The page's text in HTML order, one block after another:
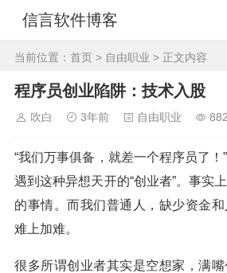
信言软件博客
当前位置： 首页 > 自由职业 > 正文内容
程序员创业陷阱：技术入股
吹白 3年前 自由职业
“我们万事俱备，就差一个程序员了
遇到这种异想天开的“创业者”。事实
的事情。而我们普通人，缺少资金
难上加难。
很多所谓创业者其实是空想家，满